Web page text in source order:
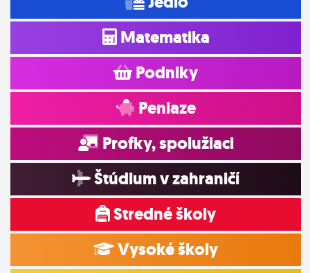
Matematika
Podniky
Peniaze
Profky, spolužiaci
Štúdium v zahraničí
Stredné školy
Vysoké školy